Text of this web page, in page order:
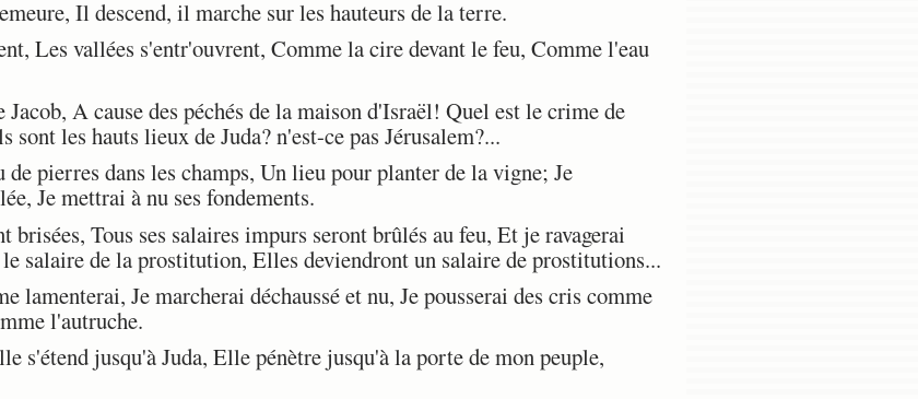
Il descend, il marche sur les hauteurs de la terre.
Les vallées s'entr'ouvrent, Comme la cire devant le feu, Comme l'eau
A cause des péchés de la maison d'Israël! Quel est le crime de
sont les hauts lieux de Juda? n'est-ce pas Jérusalem?...
de pierres dans les champs, Un lieu pour planter de la vigne; Je
Je mettrai à nu ses fondements.
brisées, Tous ses salaires impurs seront brûlés au feu, Et je ravagerai
salaire de la prostitution, Elles deviendront un salaire de prostitutions...
lamenterai, Je marcherai déchaussé et nu, Je pousserai des cris comme
l'autruche.
s'étend jusqu'à Juda, Elle pénètre jusqu'à la porte de mon peuple,